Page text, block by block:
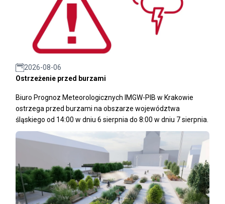
2026-08-06
Ostrzeżenie przed burzami
Biuro Prognoz Meteorologicznych IMGW-PIB w Krakowie
ostrzega przed burzami na obszarze województwa
śląskiego od 14:00 w dniu 6 sierpnia do 8:00 w dniu 7 sierpnia.